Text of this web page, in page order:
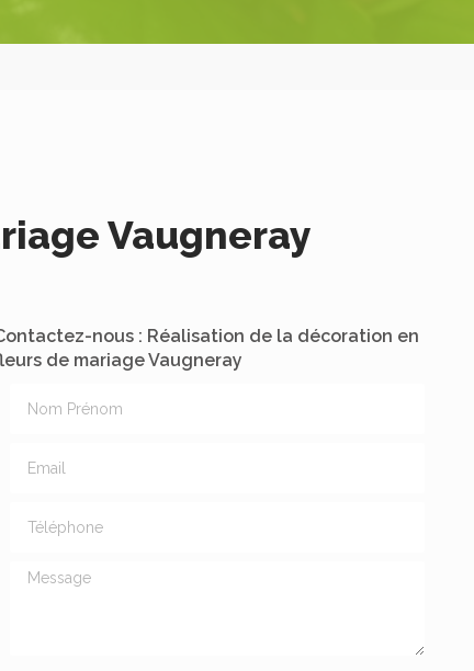
Vaugneray
nous : Réalisation de la décoration en
de mariage Vaugneray
Message